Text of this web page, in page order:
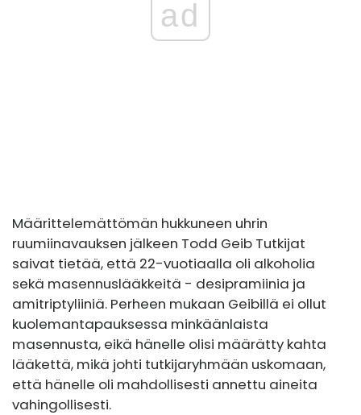
ad
Määrittelemättömän hukkuneen uhrin
ruumiinavauksen jälkeen Todd Geib Tutkijat
saivat tietää, että 22-vuotiaalla oli alkoholia
sekä masennuslääkkeitä - desipramiinia ja
amitriptyliiniä. Perheen mukaan Geibillä ei ollut
kuolemantapauksessa minkäänlaista
masennusta, eikä hänelle olisi määrätty kahta
lääkettä, mikä johti tutkijaryhmään uskomaan,
että hänelle oli mahdollisesti annettu aineita
vahingollisesti.